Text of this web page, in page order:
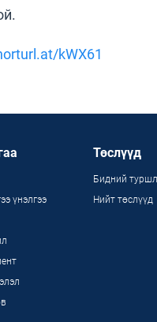
kWX61
үнэлгээ
Төслүүд
Бидний
Нийт төслүүд